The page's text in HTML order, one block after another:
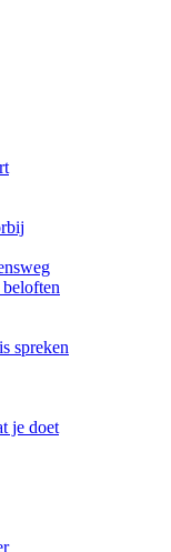
spreken
je doet